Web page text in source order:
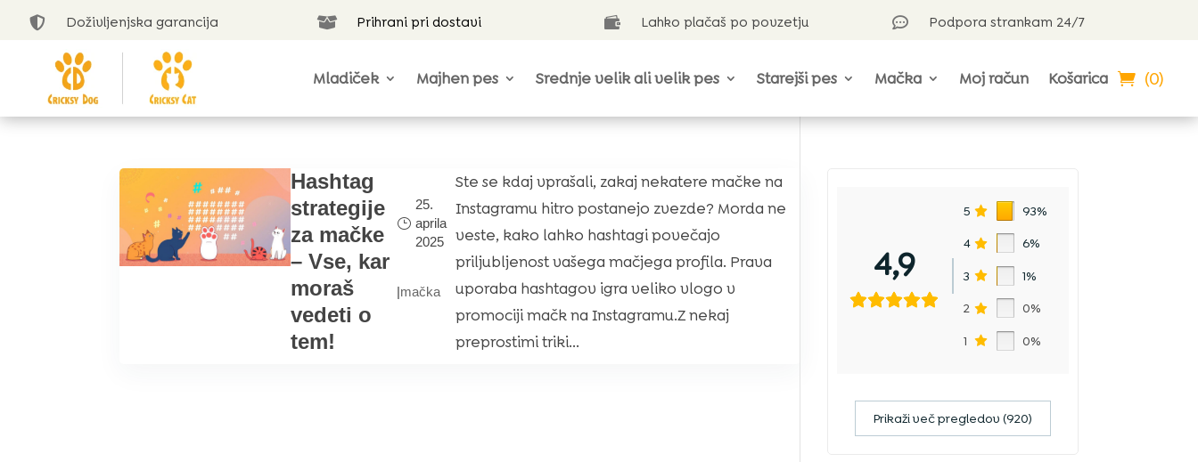
 Doživljenjska garancija  Prihrani pri dostavi  Lahko plačaš po povzetju  Podpora strankam 24/7
Mladiček Majhen pes Srednje velik ali velik pes Starejši pes Mačka Moj račun Košarica (0)
Hashtag
strategije
za mačke
– Vse, kar
moraš
vedeti o
tem!
25.
aprila
2025
|mačka
Ste se kdaj vprašali, zakaj nekatere mačke na
Instagramu hitro postanejo zvezde? Morda ne
veste, kako lahko hashtagi povečajo
priljubljenost vašega mačjega profila. Prava
uporaba hashtagov igra veliko vlogo v
promociji mačk na Instagramu.Z nekaj
preprostimi triki...
4,9
5 93%
4 6%
3 1%
2 0%
1 0%
Prikaži več pregledov (920)